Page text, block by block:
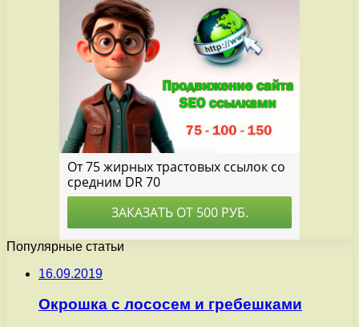
Популярные статьи
16.09.2019
Окрошка с лососем и гребешками